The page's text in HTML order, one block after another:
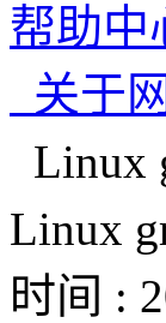
帮助中
关于
Linux
Linux
时间 :